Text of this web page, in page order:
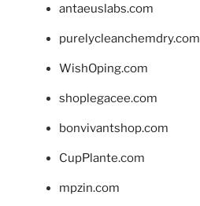
antaeuslabs.com
purelycleanchemdry.com
WishOping.com
shoplegacee.com
bonvivantshop.com
CupPlante.com
mpzin.com